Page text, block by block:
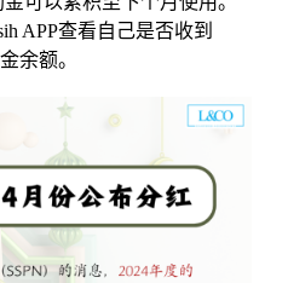
APP查看自己是否收到
余额。